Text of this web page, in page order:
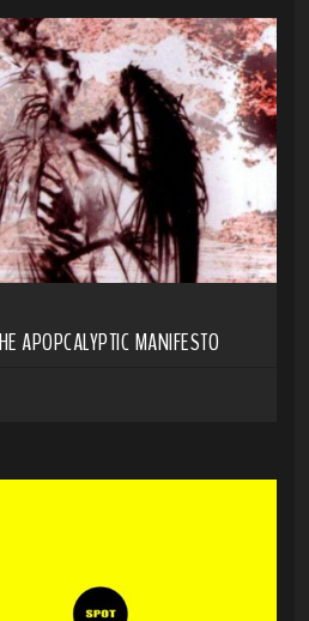
APOPCALYPTIC MANIFESTO